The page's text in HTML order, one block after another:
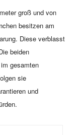
groß und von
besitzen am
Diese verblasst
beiden
gesamten
sie
und